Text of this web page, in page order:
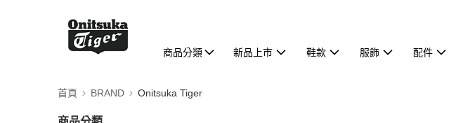
商品分類 新品上市 鞋款 服飾 配件
首頁 BRAND Onitsuka Tiger